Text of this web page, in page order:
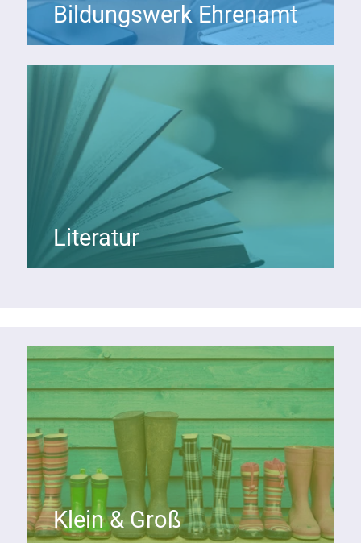
Bildungswerk Ehrenamt
Literatur
Klein & Groß